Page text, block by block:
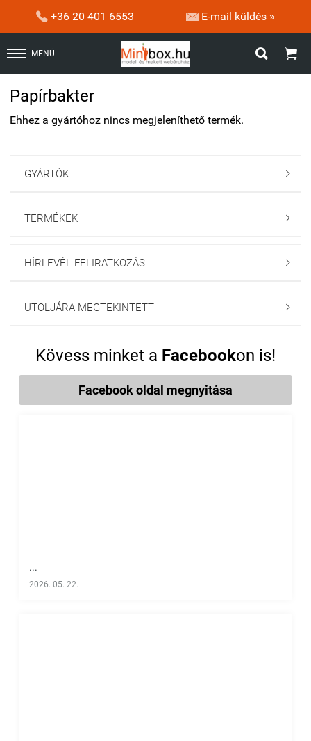
 +36 20 401 6553  E-mail küldés »
MENÜ  
Papírbakter
Ehhez a gyártóhoz nincs megjeleníthető termék.
GYÁRTÓK 
TERMÉKEK 
HÍRLEVÉL FELIRATKOZÁS 
UTOLJÁRA MEGTEKINTETT 
Kövess minket a Facebookon is!
Facebook oldal megnyitása
...
2026. 05. 22.